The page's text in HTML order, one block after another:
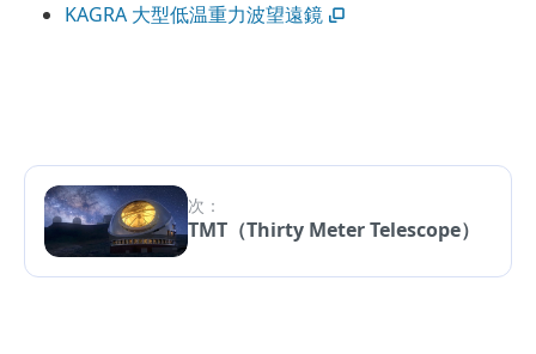
KAGRA 大型低温重力波望遠鏡
次：
TMT（Thirty Meter Telescope）